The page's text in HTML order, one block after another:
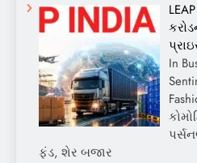
In
ફંડ, શેર બજાર